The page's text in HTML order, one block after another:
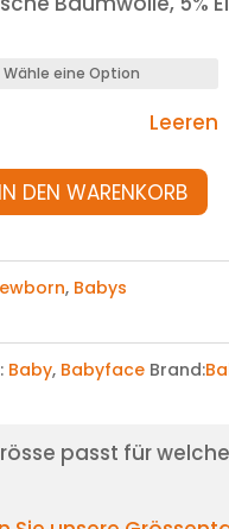
Leeren
IN DEN WARENKORB
, Babys
Baby, Babyface Brand:
passt für